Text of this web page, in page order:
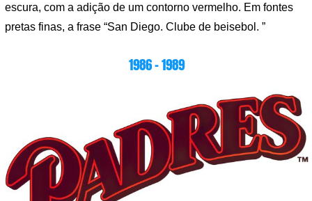
escura, com a adição de um contorno vermelho. Em fontes
pretas finas, a frase “San Diego. Clube de beisebol. ”
1986 – 1989